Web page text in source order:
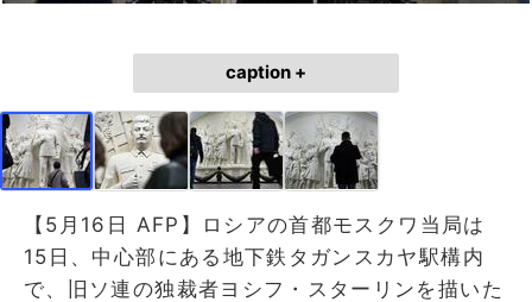
caption +
【5月16日 AFP】ロシアの首都モスクワ当局は
15日、中心部にある地下鉄タガンスカヤ駅構内
で、旧ソ連の独裁者ヨシフ・スターリンを描いた